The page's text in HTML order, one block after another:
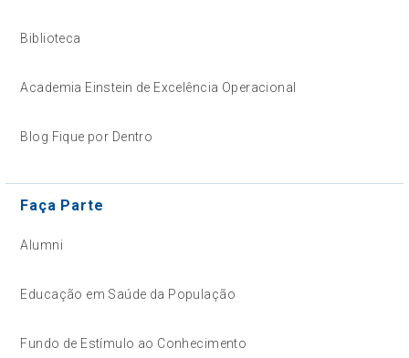
Biblioteca
Academia Einstein de Excelência Operacional
Blog Fique por Dentro
Faça Parte
Alumni
Educação em Saúde da População
Fundo de Estímulo ao Conhecimento